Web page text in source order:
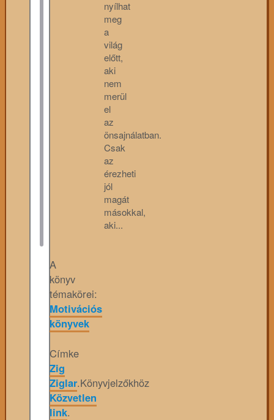
nyílhat
meg
a
világ
előtt,
aki
nem
merül
el
az
önsajnálatban.
Csak
az
érezheti
jól
magát
másokkal,
aki...
A
könyv
témakörei:
Motivációs
könyvek
Címke
Zig
Ziglar.Könyvjelzőkhöz
Közvetlen
link.